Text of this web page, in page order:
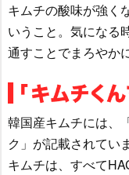
キムチの酸味が強く
いうこと。気になる
通すことでまろやか
韓国産キムチには、
ク」が記載されてい
キムチは、すべて